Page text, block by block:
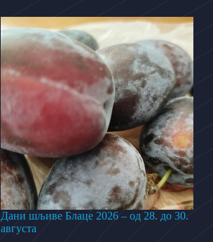
Дани шљиве Блаце 2026 – од 28. до 30.
августа